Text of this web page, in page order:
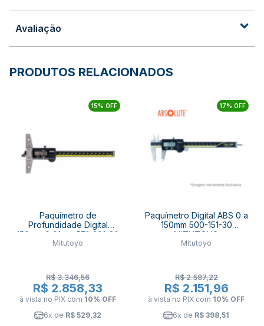
Avaliação
PRODUTOS RELACIONADOS
15% OFF
Paquímetro de
Profundidade Digital
150mm 0,01mm 571-201-30
MITUTOYO
Mitutoyo
R$ 3.346,56
R$ 2.858,33
à vista no PIX com 10% OFF
6x de R$ 529,32
17% OFF
Paquímetro Digital ABS 0 a
150mm 500-151-30
MITUTOYO
Mitutoyo
R$ 2.587,22
R$ 2.151,96
à vista no PIX com 10% OFF
6x de R$ 398,51